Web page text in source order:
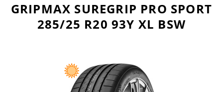
GRIPMAX SUREGRIP PRO SPORT
285/25 R20 93Y XL BSW